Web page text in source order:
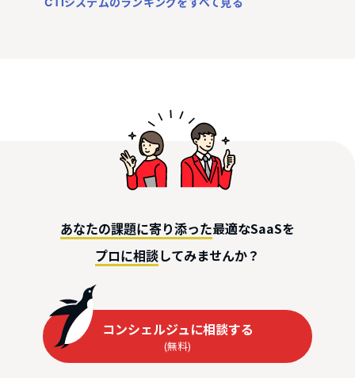
あなたの課題に寄り添った最適なSaaSを
プロに相談してみませんか？
コンシェルジュに相談する
(無料)